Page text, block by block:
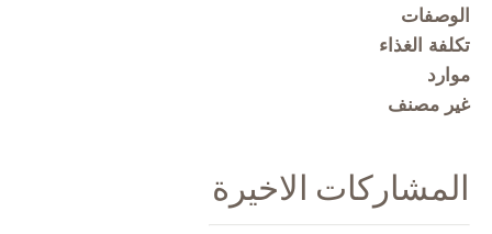
الوصفات
تكلفة الغذاء
موارد
غير مصنف
المشاركات الاخيرة